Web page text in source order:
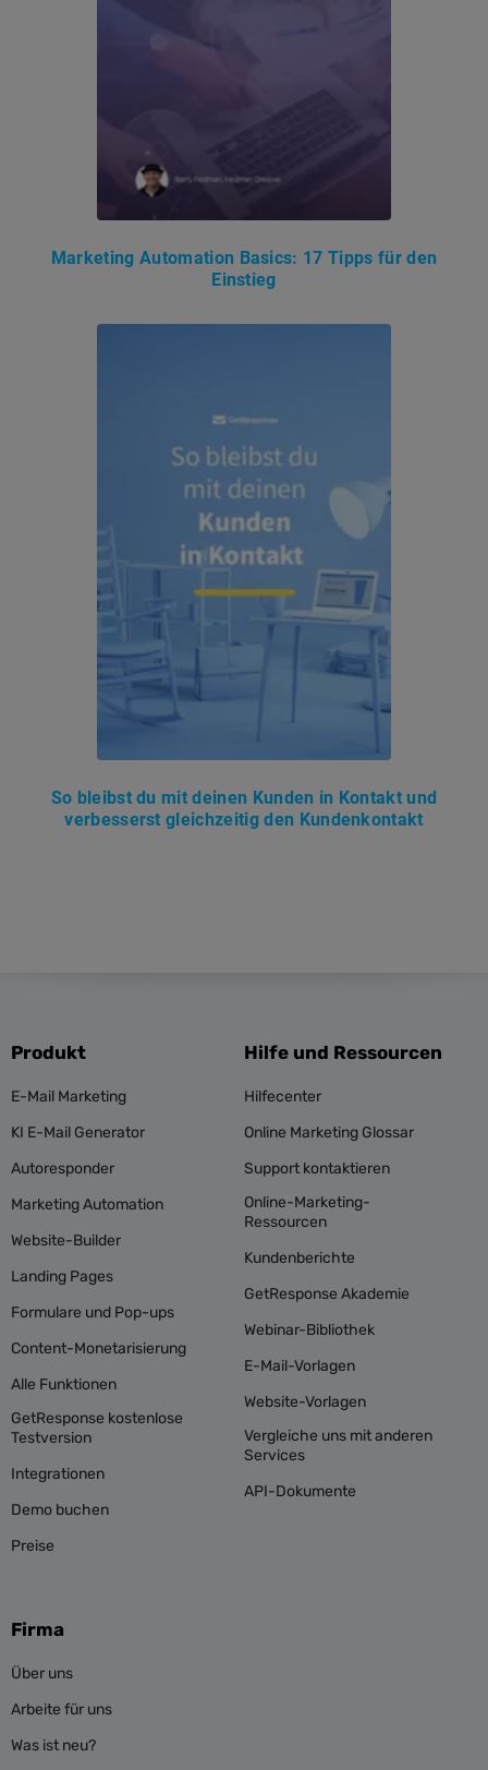
Marketing Automation Basics: 17 Tipps für den
Einstieg
So bleibst du mit deinen Kunden in Kontakt und
verbesserst gleichzeitig den Kundenkontakt
Produkt
E-Mail Marketing
KI E-Mail Generator
Autoresponder
Marketing Automation
Website-Builder
Landing Pages
Formulare und Pop-ups
Content-Monetarisierung
Alle Funktionen
GetResponse kostenlose
Testversion
Integrationen
Demo buchen
Preise
Hilfe und Ressourcen
Hilfecenter
Online Marketing Glossar
Support kontaktieren
Online-Marketing-
Ressourcen
Kundenberichte
GetResponse Akademie
Webinar-Bibliothek
E-Mail-Vorlagen
Website-Vorlagen
Vergleiche uns mit anderen
Services
API-Dokumente
Firma
Über uns
Arbeite für uns
Was ist neu?